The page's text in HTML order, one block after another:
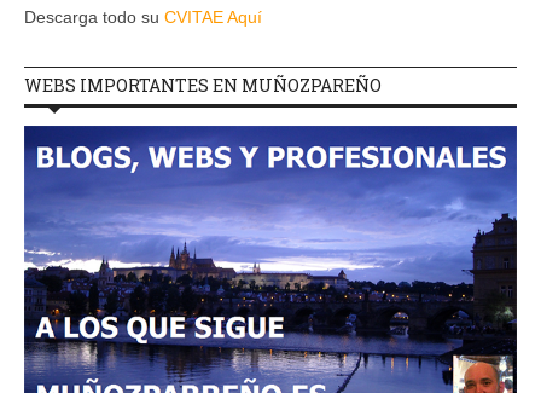
Descarga todo su CVITAE Aquí
WEBS IMPORTANTES EN MUÑOZPAREÑO